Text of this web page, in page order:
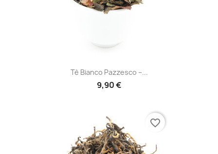
Tè Bianco Pazzesco –...
9,90 €
favorite_border